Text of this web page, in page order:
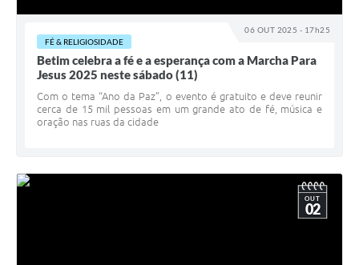
06 OUT 2025 - 17h25
FÉ & RELIGIOSIDADE
Betim celebra a fé e a esperança com a Marcha Para
Jesus 2025 neste sábado (11)
Com o tema “Ano da Paz”, o evento é gratuito e deve reunir
cerca de 15 mil pessoas em um grande ato de fé, música e
oração nas ruas da cidade
OUT
02